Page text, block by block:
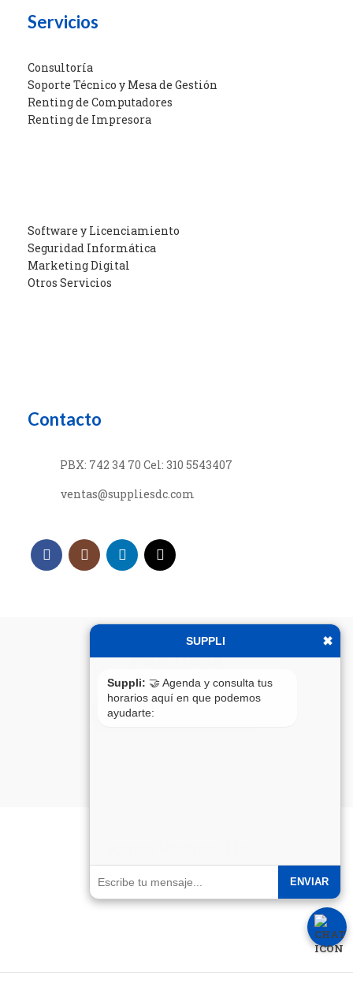
Servicios
Consultoría
Soporte Técnico y Mesa de Gestión
Renting de Computadores
Renting de Impresora
Software y Licenciamiento
Seguridad Informática
Marketing Digital
Otros Servicios
Contacto
PBX: 742 34 70 Cel: 310 5543407
ventas@suppliesdc.com
POLITICAS
Ver todas las Políticas
SUPPLI ✖
Suppli: 🤝 Agenda y consulta tus
horarios aquí en que podemos
ayudarte:
ENVIAR